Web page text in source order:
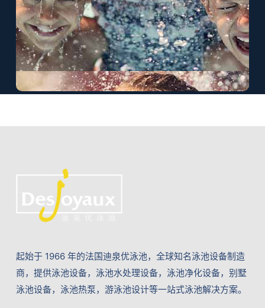
起始于 1966 年的法国迪泉优泳池，全球知名泳池设备制造
商，提供泳池设备，泳池水处理设备，泳池净化设备，别墅
泳池设备，泳池热泵，游泳池设计等一站式泳池解决方案。